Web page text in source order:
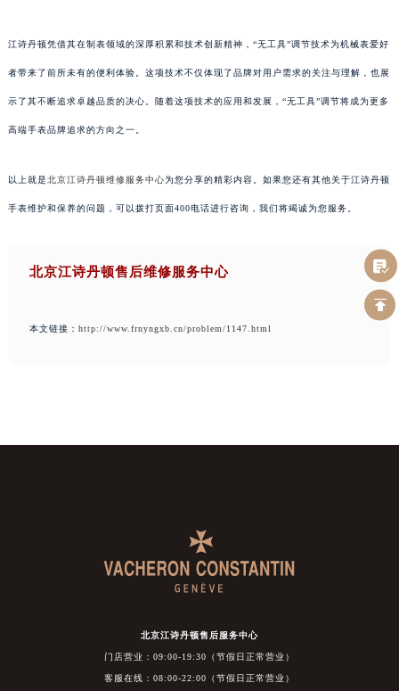
江诗丹顿凭借其在制表领域的深厚积累和技术创新精神，“无工具”调节技术为机械表爱好
者带来了前所未有的便利体验。这项技术不仅体现了品牌对用户需求的关注与理解，也展
示了其不断追求卓越品质的决心。随着这项技术的应用和发展，“无工具”调节将成为更多
高端手表品牌追求的方向之一。
以上就是北京江诗丹顿维修服务中心为您分享的精彩内容。如果您还有其他关于江诗丹顿
手表维护和保养的问题，可以拨打页面400电话进行咨询，我们将竭诚为您服务。
北京江诗丹顿售后维修服务中心
本文链接： http://www.frnyngxb.cn/problem/1147.html
北京江诗丹顿售后服务中心
门店营业：09:00-19:30（节假日正常营业）
客服在线：08:00-22:00（节假日正常营业）